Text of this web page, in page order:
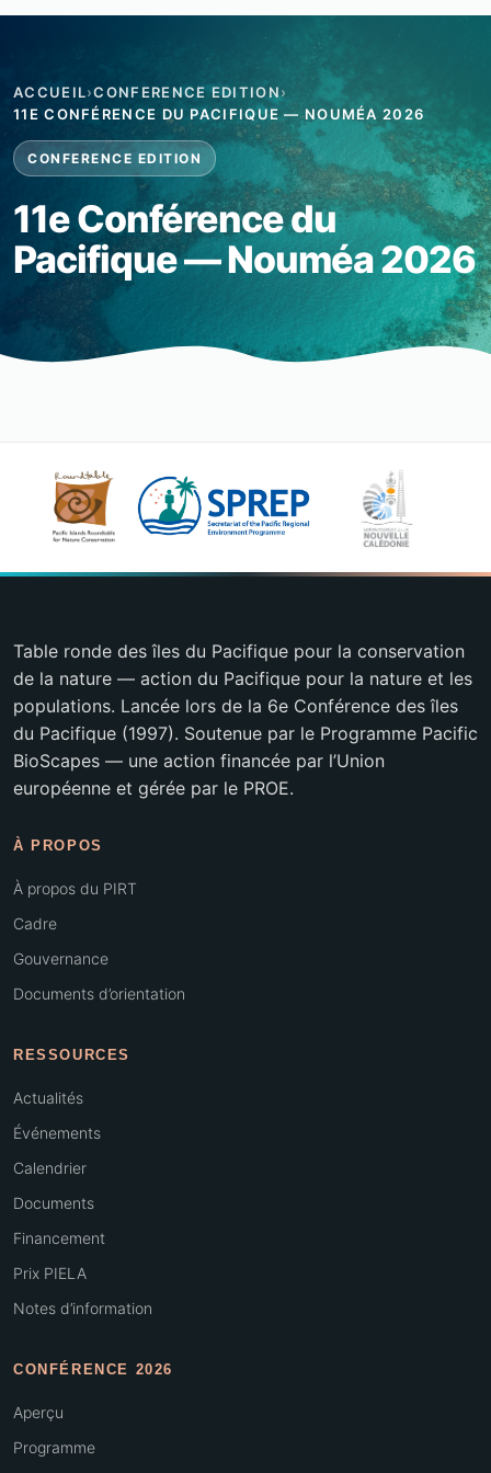
ACCUEIL›CONFERENCE EDITION›
11E CONFÉRENCE DU PACIFIQUE — NOUMÉA 2026
CONFERENCE EDITION
11e Conférence du
Pacifique — Nouméa 2026
Table ronde des îles du Pacifique pour la conservation
de la nature — action du Pacifique pour la nature et les
populations. Lancée lors de la 6e Conférence des îles
du Pacifique (1997). Soutenue par le Programme Pacific
BioScapes — une action financée par l’Union
européenne et gérée par le PROE.
À PROPOS
À propos du PIRT
Cadre
Gouvernance
Documents d’orientation
RESSOURCES
Actualités
Événements
Calendrier
Documents
Financement
Prix PIELA
Notes d’information
CONFÉRENCE 2026
Aperçu
Programme